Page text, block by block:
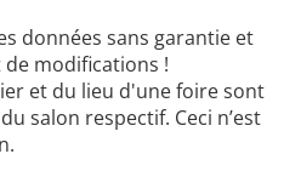
données sans garantie et
modifications !
et du lieu d'une foire sont
salon respectif. Ceci n’est